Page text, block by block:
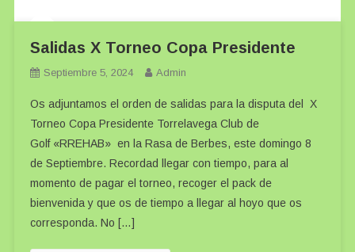
Salidas X Torneo Copa Presidente
Septiembre 5, 2024 Admin
Os adjuntamos el orden de salidas para la disputa del X
Torneo Copa Presidente Torrelavega Club de
Golf «RREHAB» en la Rasa de Berbes, este domingo 8
de Septiembre. Recordad llegar con tiempo, para al
momento de pagar el torneo, recoger el pack de
bienvenida y que os de tiempo a llegar al hoyo que os
corresponda. No […]